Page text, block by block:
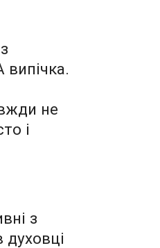
не
і
з